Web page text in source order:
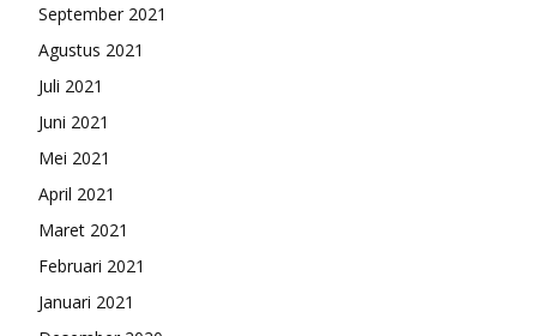
September 2021
Agustus 2021
Juli 2021
Juni 2021
Mei 2021
April 2021
Maret 2021
Februari 2021
Januari 2021